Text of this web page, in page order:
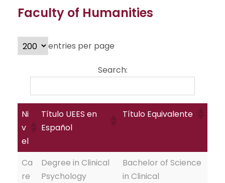
Faculty of Humanities
entries per page
Search:
Ni
v
el
Título UEES en
Español
Título Equivalente
Ca
re
Degree in Clinical
Psychology
Bachelor of Science
in Clinical